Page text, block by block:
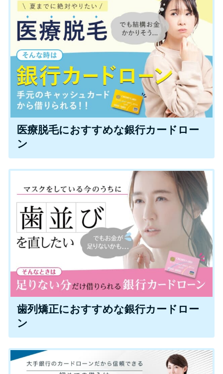
カードローン診断
カードローンQ&A
特集ページ
リボ払いをそのまま払いきると
損！
カードローンの見直しで40万円
最速！最短40分で借りられるカ
ードローン
特集ページ一覧
種類や特徴で探す
銀行カードローンを選ぶべき4つ
の理由
お金を借りる3つのポイント
種類・特徴別一覧
医療脱毛におすすめな銀行カードロー
ン
歯列矯正におすすめな銀行カードロー
ン